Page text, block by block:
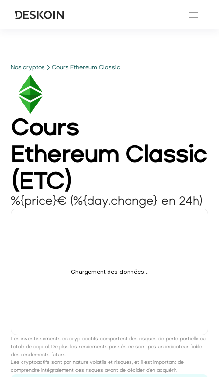
Nos cryptos Cours Ethereum Classic
Cours
Ethereum Classic
(ETC)
%{price}€ (%{day.change} en 24h)
Chargement des données...
Les investissements en cryptoactifs comportent des risques de perte partielle ou
totale de capital. De plus les rendements passés ne sont pas un indicateur fiable
des rendements futurs.
Les cryptoactifs sont par nature volatils et risqués, et il est important de
comprendre intégralement ces risques avant de décider d'en acquérir.